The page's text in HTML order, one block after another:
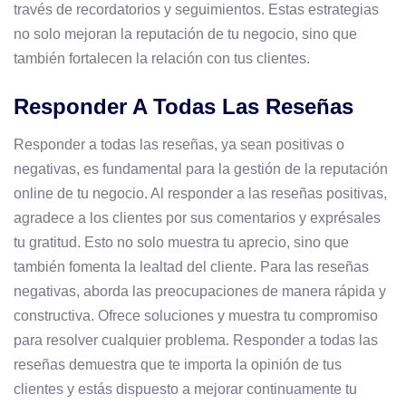
través de recordatorios y seguimientos. Estas estrategias
no solo mejoran la reputación de tu negocio, sino que
también fortalecen la relación con tus clientes.
Responder A Todas Las Reseñas
Responder a todas las reseñas, ya sean positivas o
negativas, es fundamental para la gestión de la reputación
online de tu negocio. Al responder a las reseñas positivas,
agradece a los clientes por sus comentarios y exprésales
tu gratitud. Esto no solo muestra tu aprecio, sino que
también fomenta la lealtad del cliente. Para las reseñas
negativas, aborda las preocupaciones de manera rápida y
constructiva. Ofrece soluciones y muestra tu compromiso
para resolver cualquier problema. Responder a todas las
reseñas demuestra que te importa la opinión de tus
clientes y estás dispuesto a mejorar continuamente tu